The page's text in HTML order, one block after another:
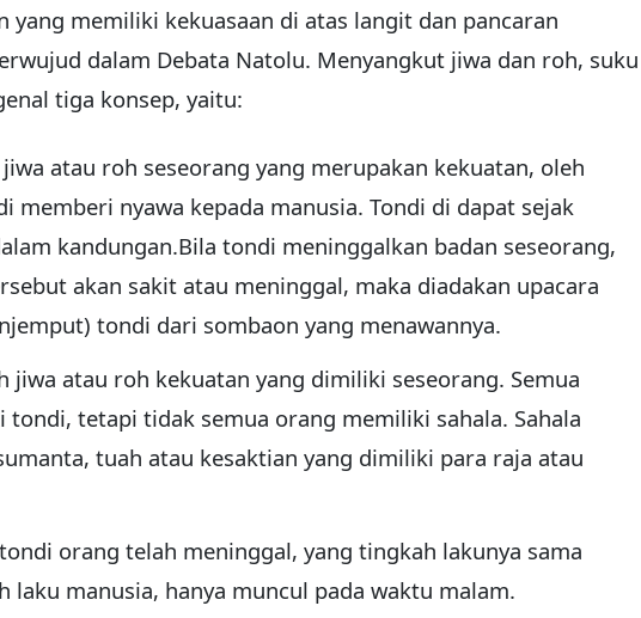
yang memiliki kekuasaan di atas langit dan pancaran
dalam Debata Natolu. Menyangkut jiwa dan roh, suku
tiga konsep, yaitu:
atau roh seseorang yang merupakan kekuatan, oleh
memberi nyawa kepada manusia. Tondi di dapat sejak
kandungan.Bila tondi meninggalkan badan seseorang,
akan sakit atau meninggal, maka diadakan upacara
tondi dari sombaon yang menawannya.
jiwa atau roh kekuatan yang dimiliki seseorang. Semua
tondi, tetapi tidak semua orang memiliki sahala. Sahala
tuah atau kesaktian yang dimiliki para raja atau
orang telah meninggal, yang tingkah lakunya sama
laku manusia, hanya muncul pada waktu malam.